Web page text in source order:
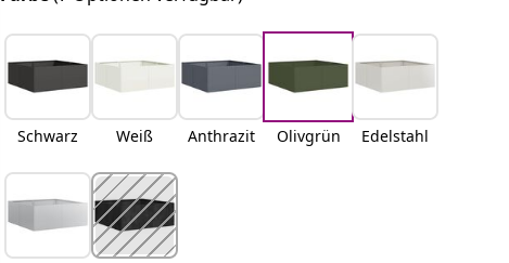
Schwarz Weiß Anthrazit Olivgrün Edelstahl